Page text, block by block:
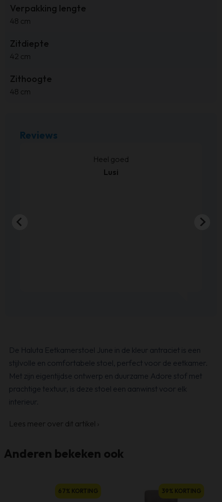
Verpakking lengte
48 cm
Zitdiepte
42 cm
Zithoogte
48 cm
Reviews
Heel goed
Lusi
De Haluta Eetkamerstoel June in de kleur antraciet is een
stijlvolle en comfortabele stoel, perfect voor de eetkamer.
Met zijn eigentijdse ontwerp en duurzame Adore stof met
prachtige textuur, is deze stoel een aanwinst voor elk
interieur.
Lees meer over dit artikel ›
Anderen bekeken ook
67% KORTING 39% KORTING